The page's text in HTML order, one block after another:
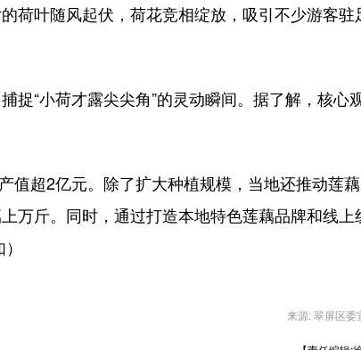
叶随风起伏，荷花竞相绽放，吸引不少游客驻
“小荷才露尖尖角”的灵动瞬间。据了解，核心
超2亿元。除了扩大种植规模，当地还推动莲
万斤。同时，通过打造本地特色莲藕品牌和线上
来源: 翠屏区委